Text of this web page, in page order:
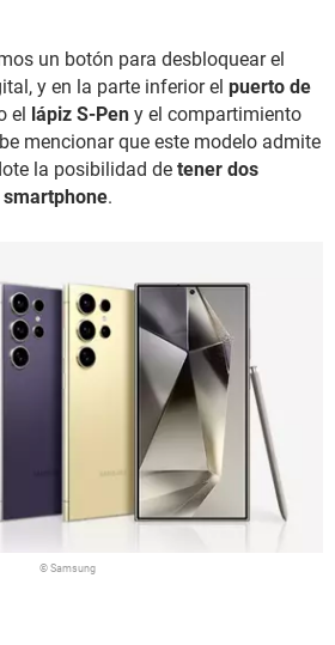
un botón para desbloquear el
y en la parte inferior el puerto de
el lápiz S-Pen y el compartimiento
mencionar que este modelo admite
la posibilidad de tener dos
.
© Samsung